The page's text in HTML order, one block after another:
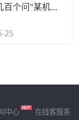
用户每天几百个问"某机型回收多少钱"、人工查型号报价慢还漏单？用智能电话呼叫中心系统自动识别型号并实时报价
25
中心
在线客服系